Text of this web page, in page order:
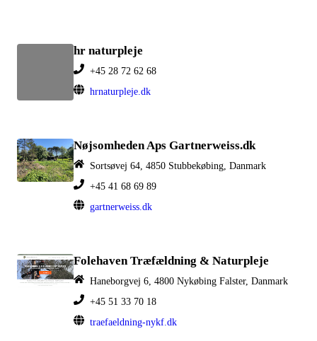
hr naturpleje
+45 28 72 62 68
hrnaturpleje.dk
Nøjsomheden Aps Gartnerweiss.dk
Sortsøvej 64, 4850 Stubbekøbing, Danmark
+45 41 68 69 89
gartnerweiss.dk
Folehaven Træfældning & Naturpleje
Haneborgvej 6, 4800 Nykøbing Falster, Danmark
+45 51 33 70 18
traefaeldning-nykf.dk